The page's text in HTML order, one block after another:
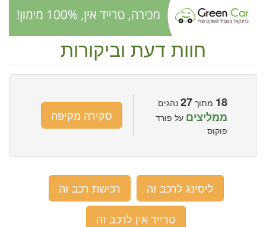
חוות דעת וביקורות
18 מתוך 27 נהגים
ממליצים על פורד
פוקוס
סקירה מקיפה
ליסינג לרכב זה
רכישת רכב זה
טרייד אין לרכב זה